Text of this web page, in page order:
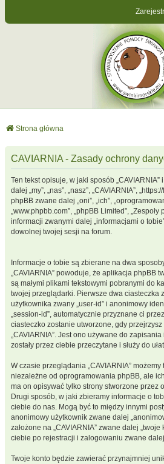
Strona główna
CAVIARNIA - Zasady ochrony
Ten tekst opisuje, w jaki sposób
dalej „my”, „nas”, „nasz”, „CAVIARNIA”,
phpBB zwane dalej „oni”, „ich”,
„www.phpbb.com”, „phpBB Limited”, „Zespoły
informacji zwanymi dalej „informacjami o
dowolnej twojej sesji na forum.
Informacje o tobie są zbierane na dwa
„CAVIARNIA” powoduje, że aplikacja phpBB
są małymi plikami tekstowymi pobranymi do
twojej przeglądarki. Pierwsze dwa ciasteczka
użytkownika zwany „user-id” i anonimowy
„session-id”, automatycznie przyznane ci
ciasteczko zostanie utworzone, gdy
„CAVIARNIA”. Jest ono używane do
zostały przez ciebie przeczytane i służy do
W czasie przeglądania „CAVIARNIA”
niezależne od oprogramowania phpBB, ale
ma on opisywać tylko strony stworzone przez
Drugi sposób, w jaki zbieramy informacje o
ciebie do nas. Mogą być to między innymi
anonimowy użytkownik zwane dalej
założone na „CAVIARNIA” zwane dalej
ciebie po rejestracji i zalogowaniu zwane dalej
Twoje konto będzie zawierać przynajmniej